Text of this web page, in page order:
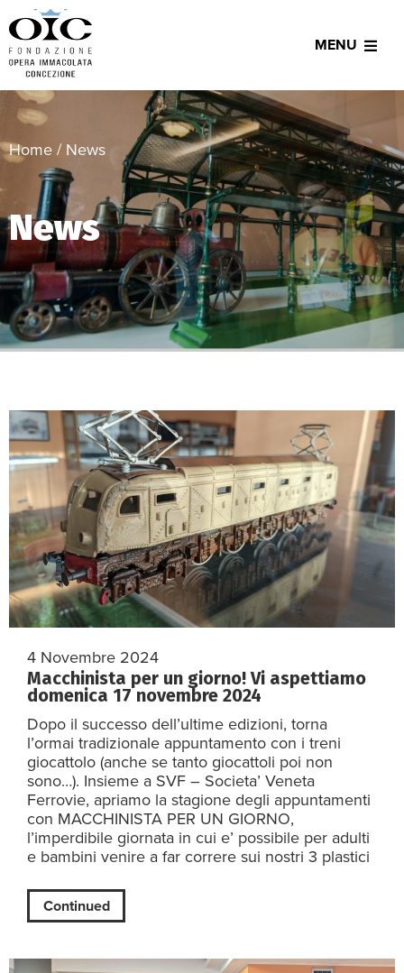
MENU
Home / News
News
4 Novembre 2024
Macchinista per un giorno! Vi aspettiamo
domenica 17 novembre 2024
Dopo il successo dell’ultime edizioni, torna
l’ormai tradizionale appuntamento con i treni
giocattolo (anche se tanto giocattoli poi non
sono…). Insieme a SVF – Societa’ Veneta
Ferrovie, apriamo la stagione degli appuntamenti
con MACCHINISTA PER UN GIORNO,
l’imperdibile giornata in cui e’ possibile per adulti
e bambini venire a far correre sui nostri 3 plastici
Continued